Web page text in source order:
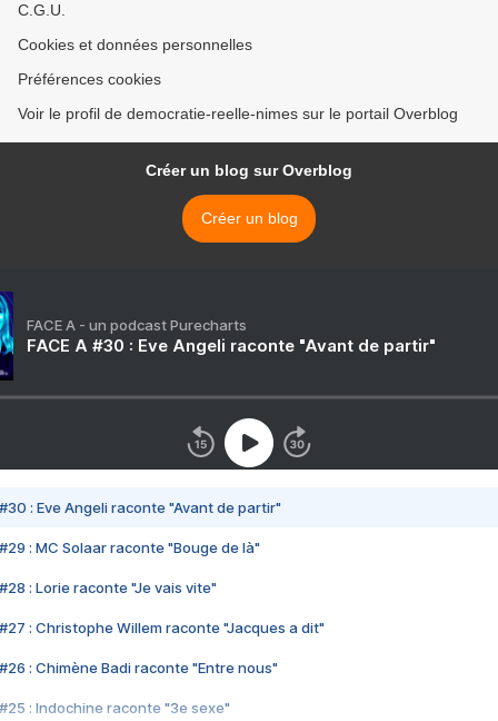
C.G.U.
Cookies et données personnelles
Préférences cookies
Voir le profil de democratie-reelle-nimes sur le portail Overblog
Créer un blog sur Overblog
Créer un blog
FACE A - un podcast Purecharts
FACE A #30 : Eve Angeli raconte "Avant de partir"
#30 : Eve Angeli raconte "Avant de partir"
#29 : MC Solaar raconte "Bouge de là"
#28 : Lorie raconte "Je vais vite"
#27 : Christophe Willem raconte "Jacques a dit"
#26 : Chimène Badi raconte "Entre nous"
#25 : Indochine raconte "3e sexe"